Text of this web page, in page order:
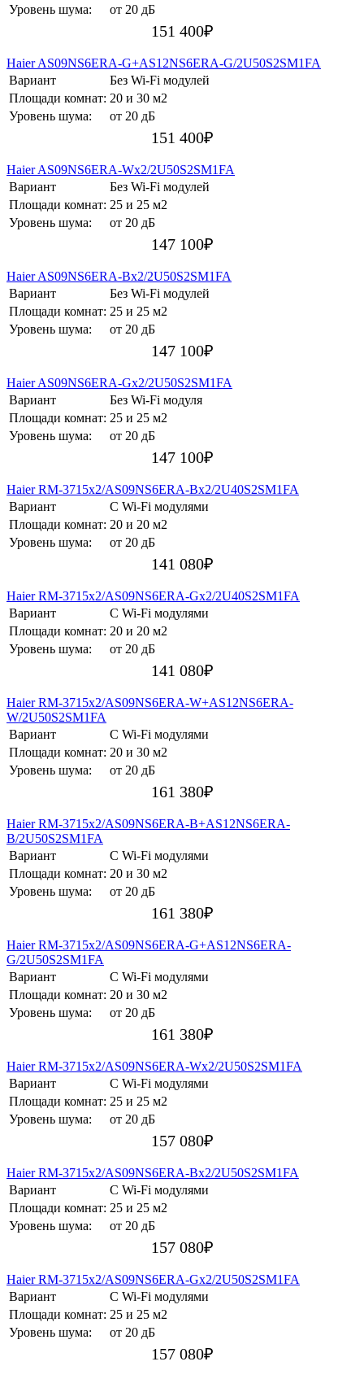
Уровень шума:
от 20 дБ
151 400₽
Haier AS09NS6ERA-G+AS12NS6ERA-G/2U50S2SM1FA
Вариант
Без Wi-Fi модулей
Площади комнат: 20 и 30 м2
Уровень шума:
от 20 дБ
151 400₽
Haier AS09NS6ERA-Wх2/2U50S2SM1FA
Вариант
Без Wi-Fi модулей
Площади комнат: 25 и 25 м2
Уровень шума:
от 20 дБ
147 100₽
Haier AS09NS6ERA-Bх2/2U50S2SM1FA
Вариант
Без Wi-Fi модулей
Площади комнат: 25 и 25 м2
Уровень шума:
от 20 дБ
147 100₽
Haier AS09NS6ERA-Gх2/2U50S2SM1FA
Вариант
Без Wi-Fi модуля
Площади комнат: 25 и 25 м2
Уровень шума:
от 20 дБ
147 100₽
Haier RM-3715х2/AS09NS6ERA-Bх2/2U40S2SM1FA
Вариант
С Wi-Fi модулями
Площади комнат: 20 и 20 м2
Уровень шума:
от 20 дБ
141 080₽
Haier RM-3715х2/AS09NS6ERA-Gх2/2U40S2SM1FA
Вариант
С Wi-Fi модулями
Площади комнат: 20 и 20 м2
Уровень шума:
от 20 дБ
141 080₽
Haier RM-3715х2/AS09NS6ERA-W+AS12NS6ERA-
W/2U50S2SM1FA
Вариант
С Wi-Fi модулями
Площади комнат: 20 и 30 м2
Уровень шума:
от 20 дБ
161 380₽
Haier RM-3715х2/AS09NS6ERA-B+AS12NS6ERA-
B/2U50S2SM1FA
Вариант
С Wi-Fi модулями
Площади комнат: 20 и 30 м2
Уровень шума:
от 20 дБ
161 380₽
Haier RM-3715х2/AS09NS6ERA-G+AS12NS6ERA-
G/2U50S2SM1FA
Вариант
С Wi-Fi модулями
Площади комнат: 20 и 30 м2
Уровень шума:
от 20 дБ
161 380₽
Haier RM-3715х2/AS09NS6ERA-Wх2/2U50S2SM1FA
Вариант
С Wi-Fi модулями
Площади комнат: 25 и 25 м2
Уровень шума:
от 20 дБ
157 080₽
Haier RM-3715х2/AS09NS6ERA-Bх2/2U50S2SM1FA
Вариант
С Wi-Fi модулями
Площади комнат: 25 и 25 м2
Уровень шума:
от 20 дБ
157 080₽
Haier RM-3715х2/AS09NS6ERA-Gх2/2U50S2SM1FA
Вариант
С Wi-Fi модулями
Площади комнат: 25 и 25 м2
Уровень шума:
от 20 дБ
157 080₽